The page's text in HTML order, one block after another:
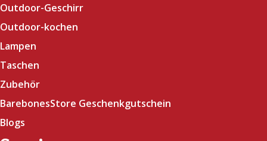
Outdoor-Geschirr
Outdoor-kochen
Lampen
Taschen
Zubehör
BarebonesStore Geschenkgutschein
Blogs